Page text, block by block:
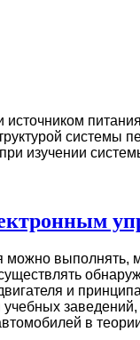
системы
изучении
можно выполнять,
и
в